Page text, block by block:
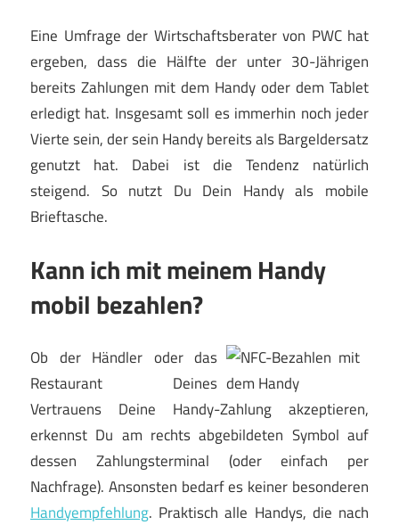
Eine Umfrage der Wirtschaftsberater von PWC hat
ergeben, dass die Hälfte der unter 30-Jährigen
bereits Zahlungen mit dem Handy oder dem Tablet
erledigt hat. Insgesamt soll es immerhin noch jeder
Vierte sein, der sein Handy bereits als Bargeldersatz
genutzt hat. Dabei ist die Tendenz natürlich
steigend. So nutzt Du Dein Handy als mobile
Brieftasche.
Kann ich mit meinem Handy
mobil bezahlen?
Ob der Händler oder das
Restaurant Deines
Vertrauens Deine Handy-Zahlung akzeptieren,
erkennst Du am rechts abgebildeten Symbol auf
dessen Zahlungsterminal (oder einfach per
Nachfrage). Ansonsten bedarf es keiner besonderen
Handyempfehlung. Praktisch alle Handys, die nach